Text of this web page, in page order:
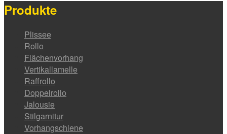
Produkte
Plissee
Rollo
Flächenvorhang
Vertikallamelle
Raffrollo
Doppelrollo
Jalousie
Stilgarnitur
Vorhangschiene